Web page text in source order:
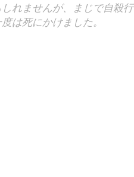
れませんが、まじで自殺行
は死にかけました。